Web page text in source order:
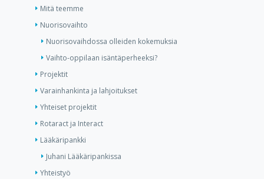
Mitä teemme
Nuorisovaihto
Nuorisovaihdossa olleiden kokemuksia
Vaihto-oppilaan isäntäperheeksi?
Projektit
Varainhankinta ja lahjoitukset
Yhteiset projektit
Rotaract ja Interact
Lääkäripankki
Juhani Lääkäripankissa
Yhteistyö